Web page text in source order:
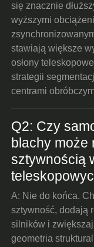
się znacznie
wyższymi
stawiają większe
osłony
strategii
centrami
Q2: Czy
blachy może
sztywnością
A: Nie do końca.
sztywność, dodają
silników i
geometria